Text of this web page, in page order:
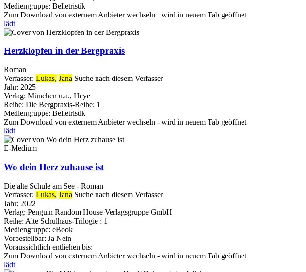
Mediengruppe: Belletristik
Zum Download von externem Anbieter wechseln - wird in neuem Tab geöffnet
lädt
Herzklopfen in der Bergpraxis
Roman
Verfasser: Lukas, Jana Suche nach diesem Verfasser
Jahr: 2025
Verlag: München u.a., Heye
Reihe: Die Bergpraxis-Reihe; 1
Mediengruppe: Belletristik
Zum Download von externem Anbieter wechseln - wird in neuem Tab geöffnet
lädt
E-Medium
Wo dein Herz zuhause ist
Die alte Schule am See - Roman
Verfasser: Lukas, Jana Suche nach diesem Verfasser
Jahr: 2022
Verlag: Penguin Random House Verlagsgruppe GmbH
Reihe: Alte Schulhaus-Trilogie ; 1
Mediengruppe: eBook
Vorbestellbar: Ja Nein
Voraussichtlich entliehen bis:
Zum Download von externem Anbieter wechseln - wird in neuem Tab geöffnet
lädt